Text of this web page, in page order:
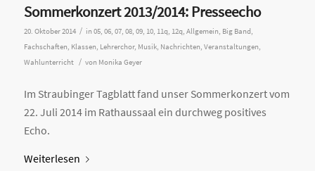
Sommerkonzert 2013/2014: Presseecho
20. Oktober 2014 / in 05, 06, 07, 08, 09, 10, 11q, 12q, Allgemein, Big Band,
Fachschaften, Klassen, Lehrerchor, Musik, Nachrichten, Veranstaltungen,
Wahlunterricht
/ von Monika Geyer
Im Straubinger Tagblatt fand unser Sommerkonzert vom
22. Juli 2014 im Rathaussaal ein durchweg positives
Echo.
Weiterlesen